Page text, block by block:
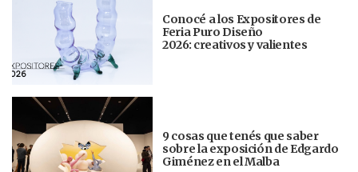
Conocé a los Expositores de
Feria Puro Diseño
2026: creativos y valientes
9 cosas que tenés que saber
sobre la exposición de Edgardo
Giménez en el Malba